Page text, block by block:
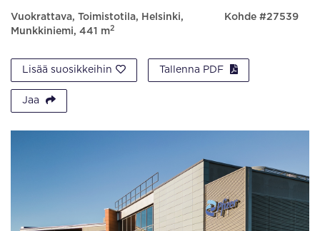
Vuokrattava, Toimistotila, Helsinki,
Munkkiniemi, 441 m2
Kohde #27539
Lisää suosikkeihin Tallenna PDF
Jaa